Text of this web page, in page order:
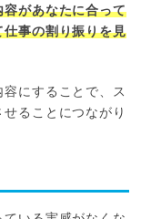
容があなたに合って
事の割り振りを見
にすることで、ス
ることにつながり